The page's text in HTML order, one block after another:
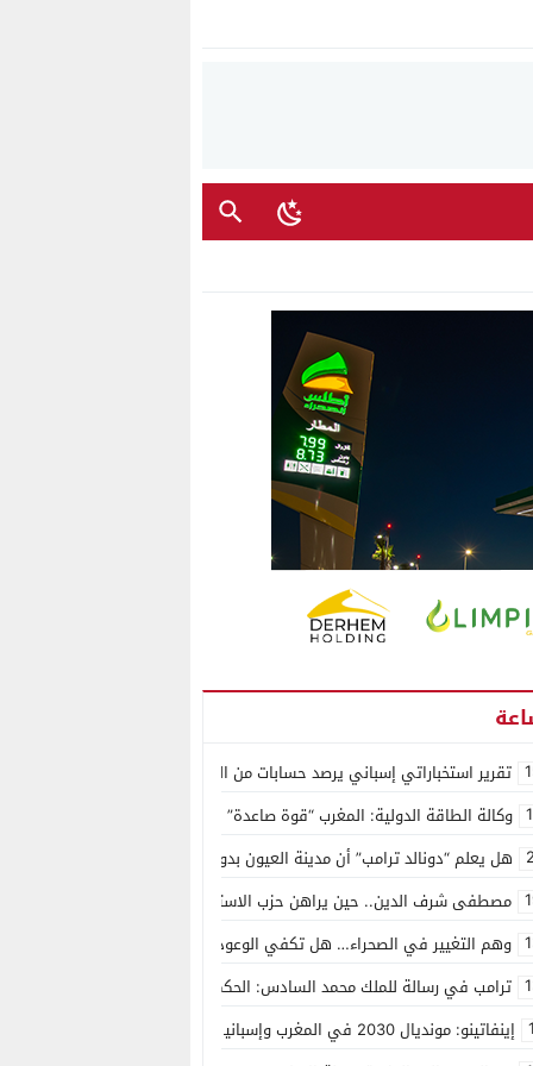
تقرير استخباراتي إسباني يرصد حسابات من الجزائر وأرقاما بـ”213+” ضمن حملة رقمية منظمة حرّضت على اقتحام سبتة
وكالة الطاقة الدولية: المغرب “قوة صاعدة” في سوق المعادن الاستراتيجية
هل يعلم “دونالد ترامب” أن مدينة العيون بدون ماء؟
مصطفى شرف الدين.. حين يراهن حزب الاستقلال على الكفاءة ويمنح الشباب
وهم التغيير في الصحراء… هل تكفي الوعود الفارغة لصناعة الواقع؟
ترامب في رسالة للملك محمد السادس: الحكم الذاتي هو الأساس الوحيد لحل
إينفاتينو: مونديال 2030 في المغرب وإسبانيا والبرتغال سيكون “الأجمل في التاريخ”